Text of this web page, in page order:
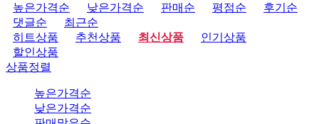
높은가격순 낮은가격순 판매순 평점순
후기순
댓글순
최근순
히트상품
추천상품 최신상품
인기상품
할인상품
상품정렬
높은가격순
낮은가격순